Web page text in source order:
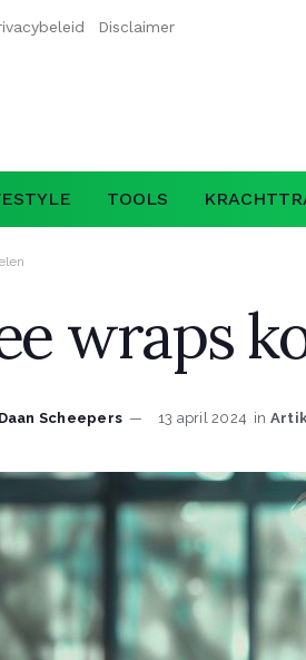
Disclaimer
TOOLS
wraps
Daan Scheepers 13 april 2024 in